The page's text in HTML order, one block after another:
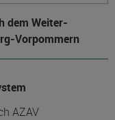
dem Weiter­
Vorpommern
AZAV